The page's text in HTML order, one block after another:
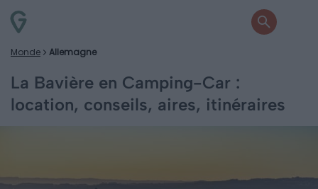
Monde Allemagne
La Bavière en Camping-Car :
location, conseils, aires, itinéraires